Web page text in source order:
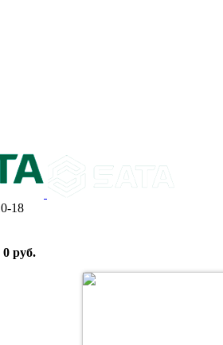
18
0 руб.